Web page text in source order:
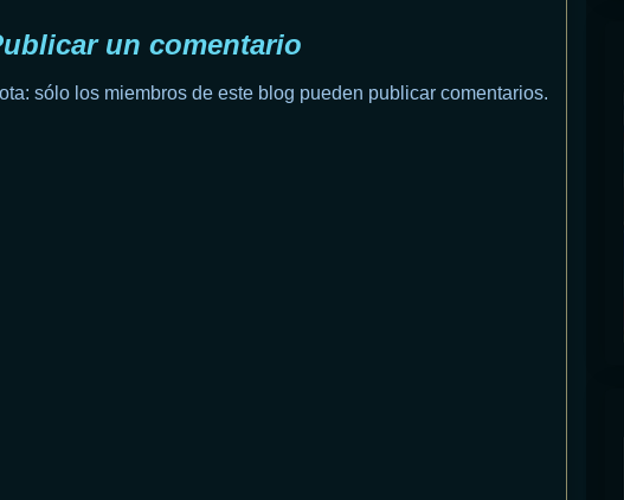
un comentario
sólo los miembros de este blog pueden publicar comentarios.